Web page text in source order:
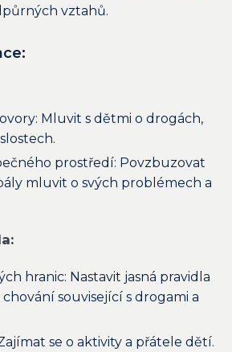
vztahů.
Mluvit s dětmi o drogách,
prostředí: Povzbuzovat
mluvit o svých problémech a
hranic: Nastavit jasná pravidla
související s drogami a
se o aktivity a přátele dětí.